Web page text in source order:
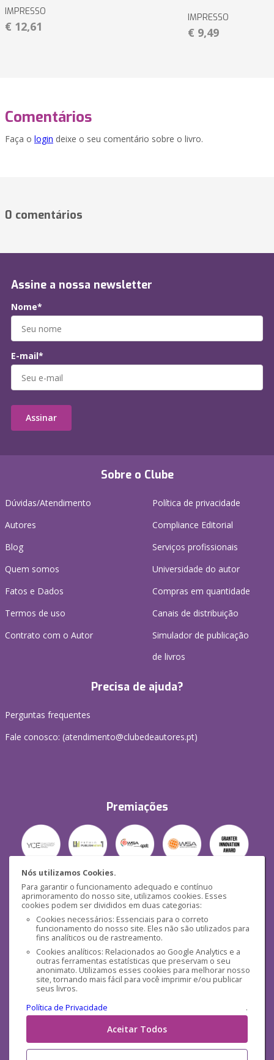
Nós utilizamos Cookies.
Para garantir o funcionamento adequado e contínuo
aprimoramento do nosso site, utilizamos cookies. Esses
cookies podem ser divididos em duas categorias:
Cookies necessários: Essenciais para o correto
funcionamento do nosso site. Eles não são utilizados para
fins analíticos ou de rastreamento.
Cookies analíticos: Relacionados ao Google Analytics e a
outras ferramentas estatísticas que preservam o seu
anonimato. Utilizamos esses cookies para melhorar nosso
site, tornando mais fácil para você imprimir e/ou publicar
seus livros.
Política de Privacidade
.
Aceitar Todos
IMPRESSO
€ 12,61
IMPRESSO
€ 9,49
Comentários
Faça o login deixe o seu comentário sobre o livro.
0 comentários
Sobre o Clube
Dúvidas/Atendimento
Autores
Blog
Quem somos
Fatos e Dados
Termos de uso
Contrato com o Autor
Política de privacidade
Compliance Editorial
Serviços profissionais
Universidade do autor
Compras em quantidade
Canais de distribuição
Simulador de publicação
de livros
Precisa de ajuda?
Perguntas frequentes
Fale conosco: (atendimento@clubedeautores.pt)
Premiações
Segurança
Mídias Sociais
Assine a nossa newsletter
Nome*
E-mail*
Assinar